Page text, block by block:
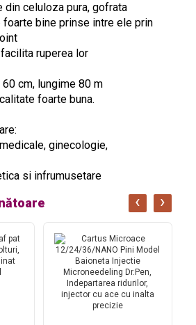
din celuloza pura, gofrata
foarte bine prinse intre ele prin
ruperea lor
cm, lungime 80 m
foarte buna.
ginecologie,
si infrumusetare
‹ ›